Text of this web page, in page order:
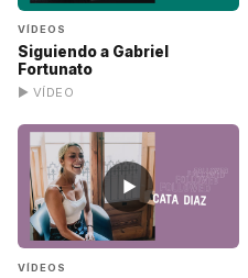
VÍDEOS
Siguiendo a Gabriel
Fortunato
▶ VÍDEO
▶
VÍDEOS